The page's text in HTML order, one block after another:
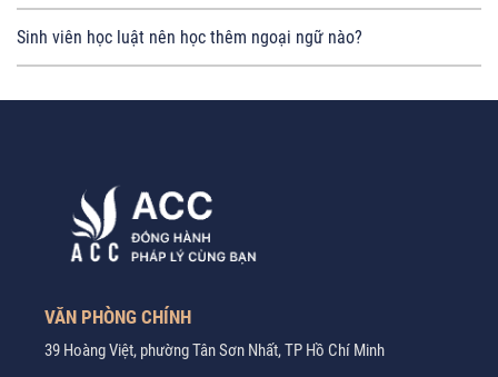
Sinh viên học luật nên học thêm ngoại ngữ nào?
VĂN PHÒNG CHÍNH
39 Hoàng Việt, phường Tân Sơn Nhất, TP Hồ Chí Minh